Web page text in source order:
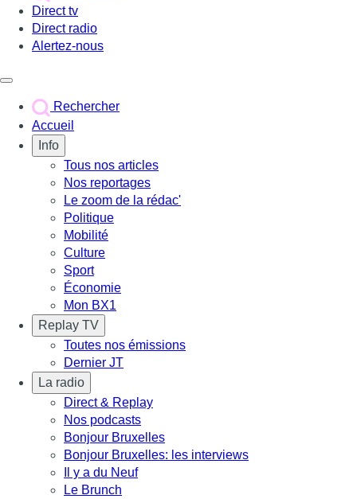
Direct tv
Direct radio
Alertez-nous
Rechercher
Accueil
Info
Tous nos articles
Nos reportages
Le zoom de la rédac'
Politique
Mobilité
Culture
Sport
Économie
Mon BX1
Replay TV
Toutes nos émissions
Dernier JT
La radio
Direct & Replay
Nos podcasts
Bonjour Bruxelles
Bonjour Bruxelles: les interviews
Il y a du Neuf
Le Brunch